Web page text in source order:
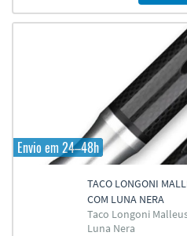
Envio em 24–48h
TACO LONGONI
COM LUNA NERA
Taco Longoni
Luna Nera